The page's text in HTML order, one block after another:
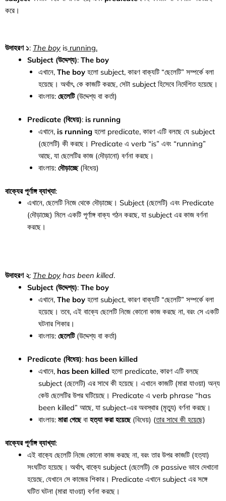
করে।
উদাহরণ ১: The boy is running.
Subject (উদ্দেশ্য): The boy
এখানে, The boyহলো subject, কারণ বাক্যটি “ছেলেটি” সম্পর্কে বলা
হয়েছে। অর্থাৎ, কে কাজটি করছে, সেটা subject হিসেবে নির্দেশিত হয়েছে।
বাংলায়: ছেলেটি(উদ্দেশ্য বা কর্তা)
Predicate (বিধেয়): is running
এখানে, is runningহলো predicate, কারণ এটি বলছে যে subject
(ছেলেটি) কী করছে। Predicate এ verb “is” এবং “running”
আছে, যা ছেলেটির কাজ (দৌড়ানো) বর্ণনা করছে।
বাংলায়: দৌড়াচ্ছে(বিধেয়)
বাক্যের পূর্ণাঙ্গ ব্যাখ্যা:
এখানে, ছেলেটি নিজে থেকে দৌড়াচ্ছে। Subject (ছেলেটি) এবং Predicate
(দৌড়াচ্ছে) মিলে একটি পূর্ণাঙ্গ বাক্য গঠন করছে, যা subject এর কাজ বর্ণনা
করছে।
উদাহরণ ২: The boy has been killed.
Subject (উদ্দেশ্য): The boy
এখানে, The boyহলো subject, কারণ বাক্যটি “ছেলেটি” সম্পর্কে বলা
হয়েছে। তবে, এই বাক্যে ছেলেটি নিজে কোনো কাজ করছে না, বরং সে একটি
ঘটনার শিকার।
বাংলায়: ছেলেটি(উদ্দেশ্য বা কর্তা)
Predicate (বিধেয়): has been killed
এখানে, has been killed হলো predicate, কারণ এটি বলছে
subject (ছেলেটি) এর সাথে কী হয়েছে। এখানে কাজটি (মারা যাওয়া) অন্য
কেউ ছেলেটির উপর ঘটিয়েছে। Predicate এ verb phrase “has
been killed” আছে, যা subject-এর অবস্থার (মৃত্যু) বর্ণনা করছে।
বাংলায়: মারা গেছেবা হত্যা করা হয়েছে(বিধেয়) (তার সাথে কী হয়েছে)
বাক্যের পূর্ণাঙ্গ ব্যাখ্যা:
এই বাক্যে ছেলেটি নিজে কোনো কাজ করছে না, বরং তার উপর কাজটি (হত্যা)
সংঘটিত হয়েছে। অর্থাৎ, বাক্যে subject (ছেলেটি) কে passive ভাবে দেখানো
হয়েছে, যেখানে সে কাজের শিকার। Predicate এখানে subject এর সঙ্গে
ঘটিত ঘটনা (মারা যাওয়া) বর্ণনা করছে।